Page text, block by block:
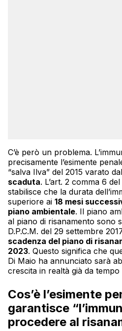
C’è però un problema.
precisamente l’esimente
“salva Ilva” del 2015 varato
scaduta. L’art. 2 comma 6
stabilisce che la durata
superiore ai 18 mesi
piano ambientale. Il piano
al piano di risanamento sono
D.P.C.M. del 29 settembre
scadenza del piano di
2023. Questo significa che
Di Maio ha annunciato sarà
crescita in realtà già da
Cos’è l’esimente
garantisce
procedere al